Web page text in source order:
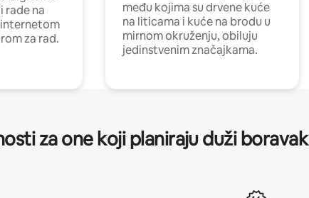
rade na
za rad.
među kojima su drvene kuće
na liticama i kuće na brodu u
mirnom okruženju, obiluju
jedinstvenim značajkama.
za one koji planiraju duži boravak